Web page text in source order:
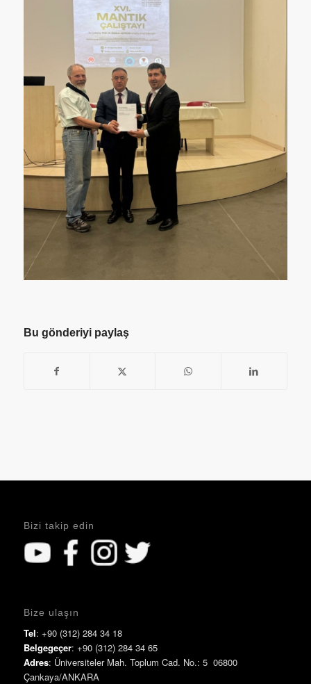
Bu gönderiyi paylaş
Bizi takip edin
Bize ulaşın
Tel: +90 (312) 284 34 18
Belgegeçer: +90 (312) 284 34 65
Adres: Üniversiteler Mah. Toplum Cad. No.: 5 06800
Çankaya/ANKARA